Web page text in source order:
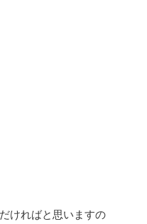
ければと思いますの